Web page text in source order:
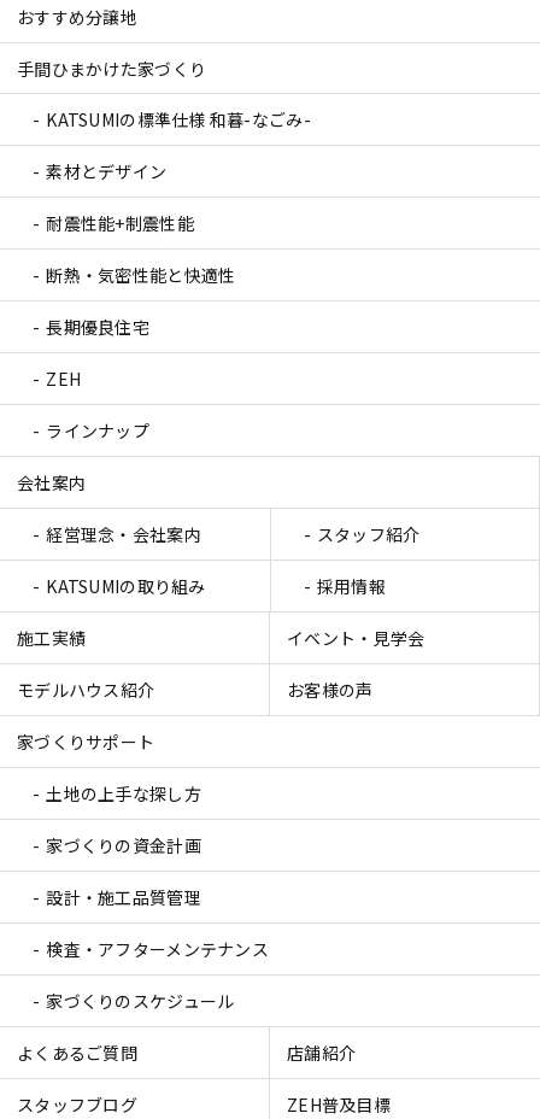
おすすめ分譲地
手間ひまかけた家づくり
KATSUMIの標準仕様 和暮-なごみ-
素材とデザイン
耐震性能+制震性能
断熱・気密性能と快適性
長期優良住宅
ZEH
ラインナップ
会社案内
経営理念・会社案内 スタッフ紹介
KATSUMIの取り組み 採用情報
施工実績 イベント・見学会
モデルハウス紹介 お客様の声
家づくりサポート
土地の上手な探し方
家づくりの資金計画
設計・施工品質管理
検査・アフターメンテナンス
家づくりのスケジュール
よくあるご質問 店舗紹介
スタッフブログ ZEH普及目標